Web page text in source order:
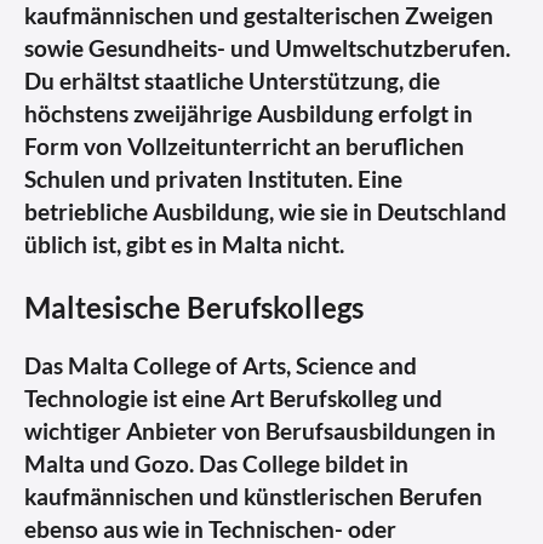
kaufmännischen und gestalterischen Zweigen
sowie Gesundheits- und Umweltschutzberufen.
Du erhältst staatliche Unterstützung, die
höchstens zweijährige Ausbildung erfolgt in
Form von Vollzeitunterricht an beruflichen
Schulen und privaten Instituten. Eine
betriebliche Ausbildung, wie sie in Deutschland
üblich ist, gibt es in Malta nicht.
Maltesische Berufskollegs
Das Malta College of Arts, Science and
Technologie ist eine Art Berufskolleg und
wichtiger Anbieter von Berufsausbildungen in
Malta und Gozo. Das College bildet in
kaufmännischen und künstlerischen Berufen
ebenso aus wie in Technischen- oder